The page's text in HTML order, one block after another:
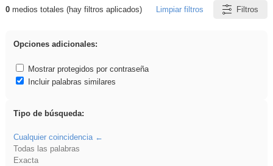
Resultados de: rezo
0medios totales (hay filtros aplicados) Limpiar filtros Filtros
Opciones adicionales:
Mostrar protegidos por contraseña
Incluir palabras similares
Tipo de búsqueda:
Cualquier coincidencia
Todas las palabras
Exacta